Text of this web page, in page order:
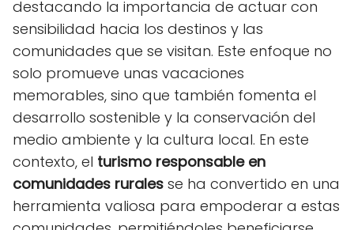
destacando la importancia de actuar con
sensibilidad hacia los destinos y las
comunidades que se visitan. Este enfoque no
solo promueve unas vacaciones
memorables, sino que también fomenta el
desarrollo sostenible y la conservación del
medio ambiente y la cultura local. En este
contexto, el turismo responsable en
comunidades rurales se ha convertido en una
herramienta valiosa para empoderar a estas